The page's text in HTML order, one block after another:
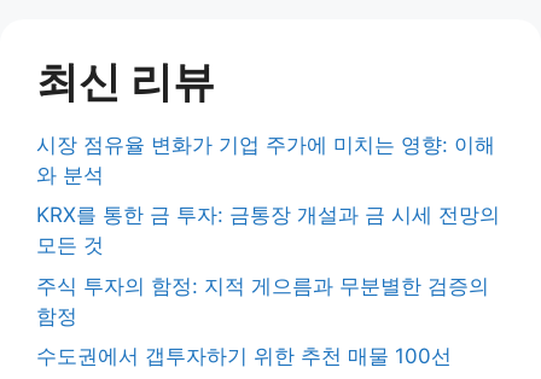
최신 리뷰
시장 점유율 변화가 기업 주가에 미치는 영향: 이해
와 분석
KRX를 통한 금 투자: 금통장 개설과 금 시세 전망의
모든 것
주식 투자의 함정: 지적 게으름과 무분별한 검증의
함정
수도권에서 갭투자하기 위한 추천 매물 100선